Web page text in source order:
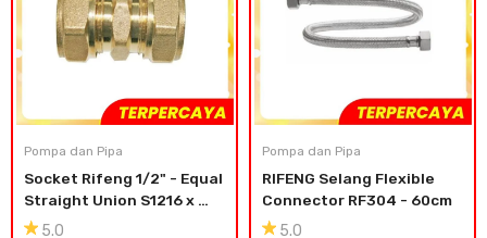
Pompa dan Pipa
Socket Rifeng 1/2" - Equal
Straight Union S1216 x
1216
5.0
Pompa dan Pipa
RIFENG Selang Flexible
Connector RF304 - 60cm
5.0